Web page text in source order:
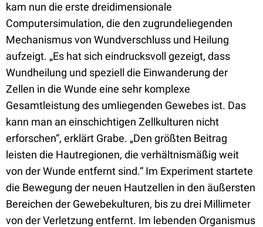
kam nun die erste dreidimensionale
Computersimulation, die den zugrundeliegenden
Mechanismus von Wundverschluss und Heilung
aufzeigt. „Es hat sich eindrucksvoll gezeigt, dass
Wundheilung und speziell die Einwanderung der
Zellen in die Wunde eine sehr komplexe
Gesamtleistung des umliegenden Gewebes ist. Das
kann man an einschichtigen Zellkulturen nicht
erforschen“, erklärt Grabe. „Den größten Beitrag
leisten die Hautregionen, die verhältnismäßig weit
von der Wunde entfernt sind.“ Im Experiment startete
die Bewegung der neuen Hautzellen in den äußersten
Bereichen der Gewebekulturen, bis zu drei Millimeter
von der Verletzung entfernt. Im lebenden Organismus